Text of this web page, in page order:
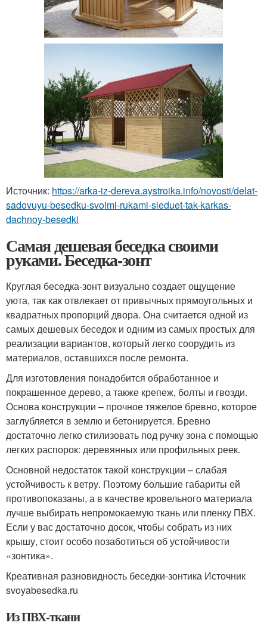
Источник: https://arka-iz-dereva.aystroika.info/novosti/delat-
sadovuyu-besedku-svoimi-rukami-sleduet-tak-karkas-
dachnoy-besedki
Самая дешевая беседка своими
руками. Беседка-зонт
Круглая беседка-зонт визуально создает ощущение
уюта, так как отвлекает от привычных прямоугольных и
квадратных пропорций двора. Она считается одной из
самых дешевых беседок и одним из самых простых для
реализации вариантов, который легко соорудить из
материалов, оставшихся после ремонта.
Для изготовления понадобится обработанное и
покрашенное дерево, а также крепеж, болты и гвозди.
Основа конструкции – прочное тяжелое бревно, которое
заглубляется в землю и бетонируется. Бревно
достаточно легко стилизовать под ручку зона с помощью
легких распорок: деревянных или профильных реек.
Основной недостаток такой конструкции – слабая
устойчивость к ветру. Поэтому большие габариты ей
противопоказаны, а в качестве кровельного материала
лучше выбирать непромокаемую ткань или пленку ПВХ.
Если у вас достаточно досок, чтобы собрать из них
крышу, стоит особо позаботиться об устойчивости
«зонтика».
Креативная разновидность беседки-зонтика Источник
svoyabesedka.ru
Из ПВХ-ткани